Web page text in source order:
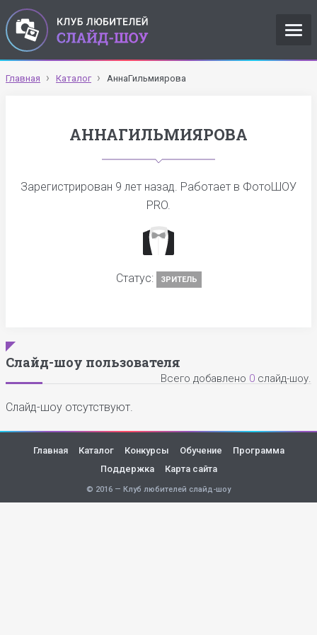
Главная Каталог АннаГильмиярова
АННАГИЛЬМИЯРОВА
Зарегистрирован 9 лет назад. Работает в ФотоШОУ
PRO.
Статус: ЗРИТЕЛЬ
Слайд-шоу пользователя
Всего добавлено 0 слайд-шоу.
Слайд-шоу отсутствуют.
Главная Каталог Конкурсы Обучение
Программа
Поддержка
Карта сайта
© 2016 — Клуб любителей слайд-шоу